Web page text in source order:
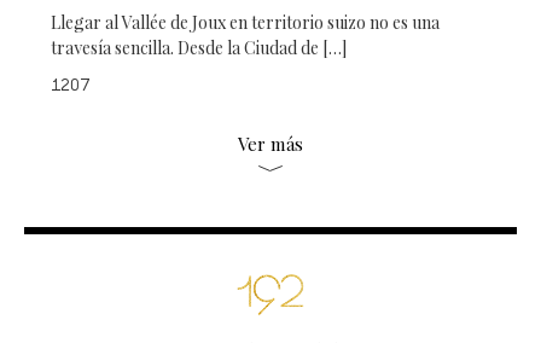
Llegar al Vallée de Joux en territorio suizo no es una
travesía sencilla. Desde la Ciudad de […]
1207
Ver más